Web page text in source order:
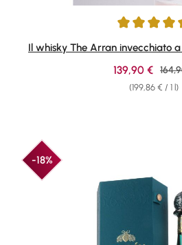
Average rating of 5 out of 5 stars
Il whisky The Arran invecchiato a
(199,86 € / 1 l)
Sale
139,90 €
-18%